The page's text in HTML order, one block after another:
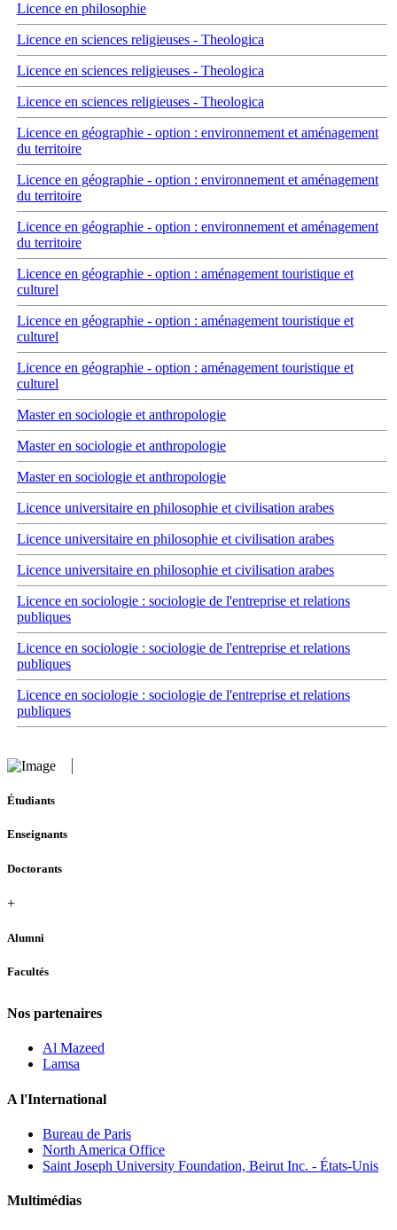
Licence en philosophie
Licence en sciences religieuses - Theologica
Licence en sciences religieuses - Theologica
Licence en sciences religieuses - Theologica
Licence en géographie - option : environnement et aménagement
du territoire
Licence en géographie - option : environnement et aménagement
du territoire
Licence en géographie - option : environnement et aménagement
du territoire
Licence en géographie - option : aménagement touristique et
culturel
Licence en géographie - option : aménagement touristique et
culturel
Licence en géographie - option : aménagement touristique et
culturel
Master en sociologie et anthropologie
Master en sociologie et anthropologie
Master en sociologie et anthropologie
Licence universitaire en philosophie et civilisation arabes
Licence universitaire en philosophie et civilisation arabes
Licence universitaire en philosophie et civilisation arabes
Licence en sociologie : sociologie de l'entreprise et relations
publiques
Licence en sociologie : sociologie de l'entreprise et relations
publiques
Licence en sociologie : sociologie de l'entreprise et relations
publiques
Étudiants
Enseignants
Doctorants
+
Alumni
Facultés
Nos partenaires
Al Mazeed
Lamsa
A l'International
Bureau de Paris
North America Office
Saint Joseph University Foundation, Beirut Inc. - États-Unis
Multimédias